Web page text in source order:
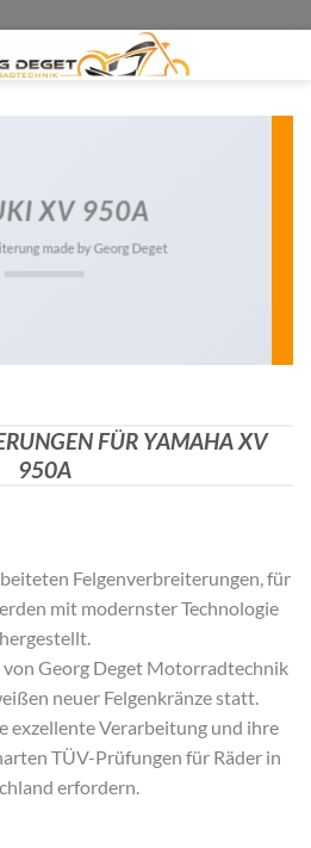
springen
XV 950A
made by Georg Deget
FÜR YAMAHA XV
950A
Felgenverbreiterungen, für
mit modernster Technologie
hergestellt.
Georg Deget Motorradtechnik
neuer Felgenkränze statt.
exzellente Verarbeitung und ihre
TÜV-Prüfungen für Räder in
erfordern.